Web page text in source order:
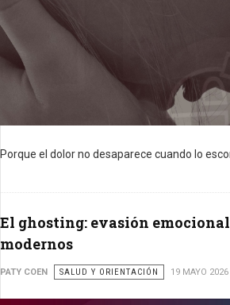
Porque el dolor no desaparece cuando lo
El ghosting: evasión
modernos
PATY COEN SALUD Y ORIENTACIÓN 19 MAYO 2026